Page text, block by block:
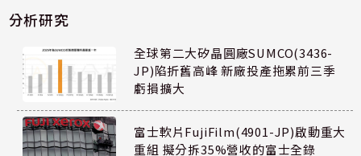
分析研究
全球第二大矽晶圓廠SUMCO(3436-
JP)陷折舊高峰 新廠投產拖累前三季
虧損擴大
富士軟片FujiFilm(4901-JP)啟動重大
重組 擬分拆35%營收的富士全錄